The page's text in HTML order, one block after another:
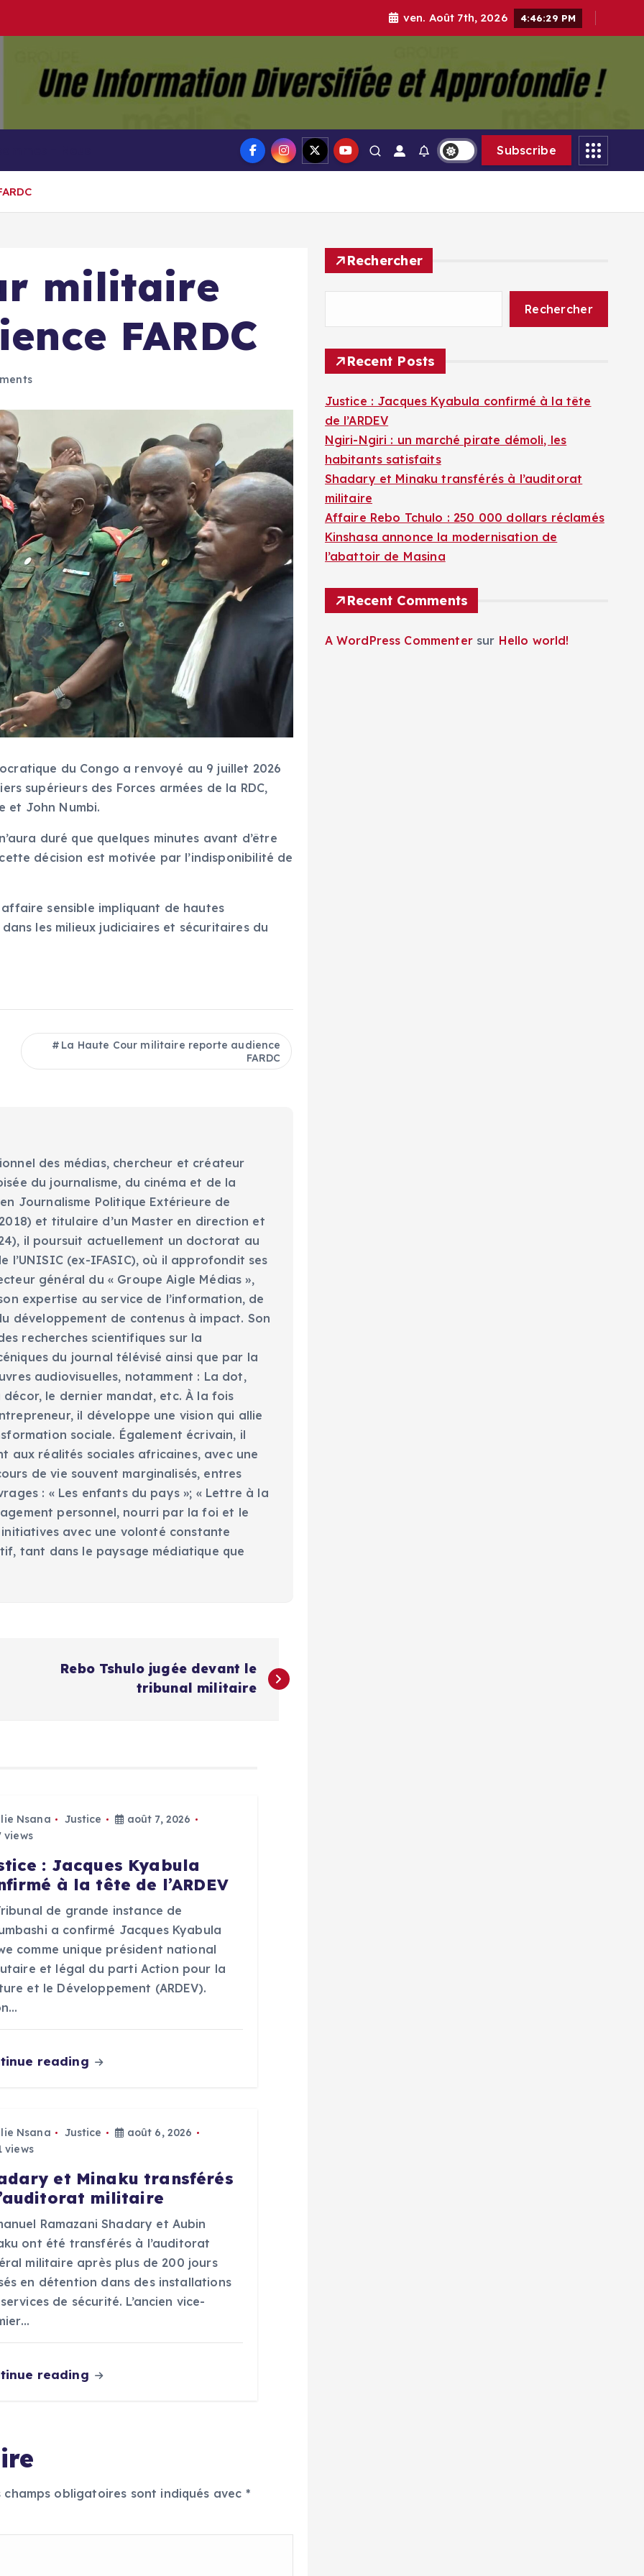
ven. Août 7th, 2026 4:46:30 PM
Groupe Aigle Médias
Subscribe
militaire
FARDC
du Congo a renvoyé au 9 juillet 2026
supérieurs des Forces armées de la RDC,
et John Numbi.
duré que quelques minutes avant d’être
décision est motivée par l’indisponibilité de
sensible impliquant de hautes
les milieux judiciaires et sécuritaires du
La Haute Cour militaire reporte audience
FARDC
des médias, chercheur et créateur
du journalisme, du cinéma et de la
Journalisme Politique Extérieure de
et titulaire d’un Master en direction et
il poursuit actuellement un doctorat au
l’UNISIC (ex-IFASIC), où il approfondit ses
général du « Groupe Aigle Médias »,
expertise au service de l’information, de
développement de contenus à impact. Son
recherches scientifiques sur la
du journal télévisé ainsi que par la
audiovisuelles, notamment : La dot,
décor, le dernier mandat, etc. À la fois
il développe une vision qui allie
sociale. Également écrivain, il
aux réalités sociales africaines, avec une
de vie souvent marginalisés, entres
: « Les enfants du pays »; « Lettre à la
personnel, nourri par la foi et le
initiatives avec une volonté constante
tant dans le paysage médiatique que
Rebo Tshulo jugée devant le
tribunal militaire
Nsana Justice
août 7, 2026
views
: Jacques Kyabula
à la tête de l’ARDEV
de grande instance de
a confirmé Jacques Kyabula
comme unique président national
et légal du parti Action pour la
et le Développement (ARDEV).
reading
Nsana Justice
août 6, 2026
views
et Minaku transférés
militaire
Ramazani Shadary et Aubin
ont été transférés à l’auditorat
militaire après plus de 200 jours
en détention dans des installations
de sécurité. L’ancien vice-
reading
champs obligatoires sont indiqués avec *
Rechercher
Rechercher
Recent Posts
Justice : Jacques Kyabula confirmé à la tête
de l’ARDEV
Ngiri-Ngiri : un marché pirate démoli, les
habitants satisfaits
Shadary et Minaku transférés à l’auditorat
militaire
Affaire Rebo Tchulo : 250 000 dollars réclamés
Kinshasa annonce la modernisation de
l’abattoir de Masina
Recent Comments
A WordPress Commentersur Hello world!